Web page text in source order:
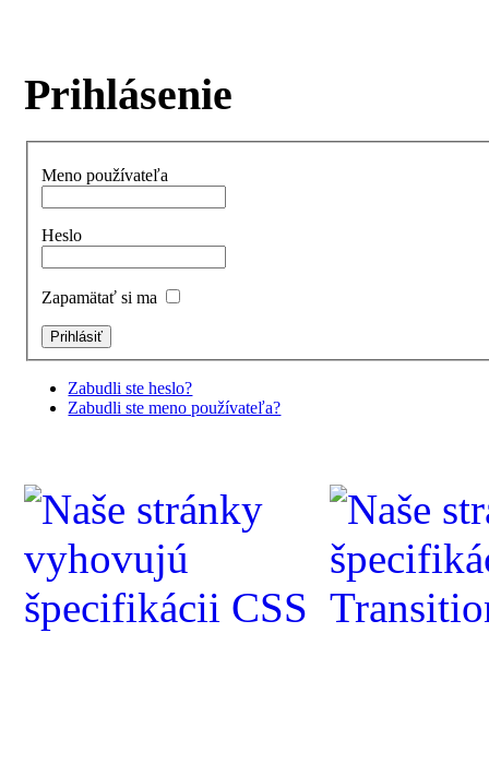
Prihlásenie
Meno používateľa
Heslo
Zapamätať si ma
Zabudli ste heslo?
Zabudli ste meno používateľa?